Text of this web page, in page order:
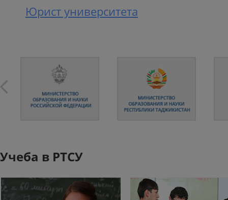
Юрист университета
Учеба в РТСУ